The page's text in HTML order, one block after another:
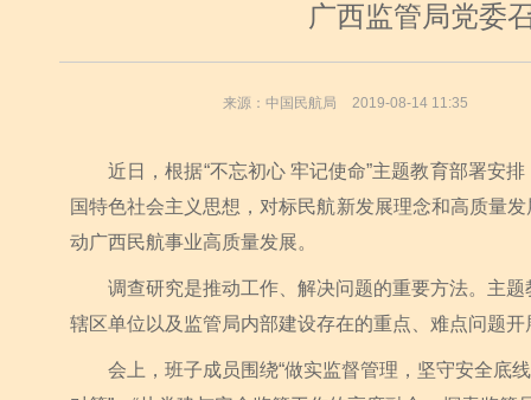
广西监管局党委
来源：中国民航局 2019-08-14 11:35
近日，根据“不忘初心 牢记使命”主题教育部署安排
国特色社会主义思想，对标民航新发展理念和高质量
动广西民航事业高质量发展。
调查研究是推动工作、解决问题的重要方法。主题
辖区单位以及监管局内部建设存在的重点、难点问题开
会上，班子成员围绕“做实监督管理，坚守安全底线